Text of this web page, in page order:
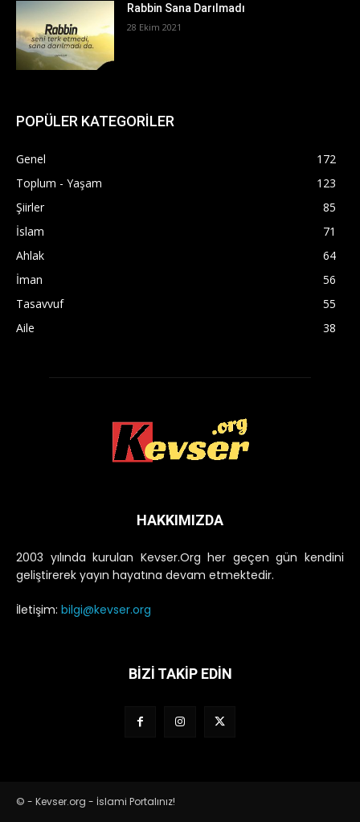
Rabbin Sana Darılmadı
28 Ekim 2021
POPÜLER KATEGORİLER
Genel
172
Toplum - Yaşam
123
Şiirler
85
İslam
71
Ahlak
64
İman
56
Tasavvuf
55
Aile
38
HAKKIMIZDA
2003 yılında kurulan Kevser.Org her geçen gün kendini
geliştirerek yayın hayatına devam etmektedir.
İletişim: bilgi@kevser.org
BİZİ TAKİP EDİN
© - Kevser.org - İslami Portalınız!